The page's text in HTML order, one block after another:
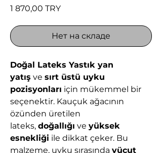
1 870,00 TRYЦена
Нет на складе
Doğal Lateks Yastık yan
yatış ve sırt üstü uyku
pozisyonları için mükemmel bir
seçenektir. Kauçuk ağacının
özünden üretilen
lateks, doğallığı ve yüksek
esnekliği ile dikkat çeker. Bu
malzeme, uyku sırasında vücut